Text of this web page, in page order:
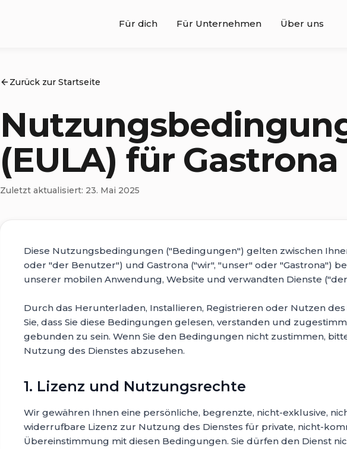
Für dich Für Unternehmen Über uns
Zurück zur Startseite
(EULA) für Gastrona
Zuletzt aktualisiert: 23. Mai 2025
Diese Nutzungsbedingungen ("Bedingungen") gelten zwischen
oder "der Benutzer") und Gastrona ("wir", "unser" oder "Gastrona")
unserer mobilen Anwendung, Website und verwandten Dienste
Durch das Herunterladen, Installieren, Registrieren oder Nutzen
Sie, dass Sie diese Bedingungen gelesen, verstanden und
gebunden zu sein. Wenn Sie den Bedingungen nicht zustimmen,
Nutzung des Dienstes abzusehen.
1. Lizenz und Nutzungsrechte
Wir gewähren Ihnen eine persönliche, begrenzte, nicht-exklusive,
widerrufbare Lizenz zur Nutzung des Dienstes für private, nicht-
Übereinstimmung mit diesen Bedingungen. Sie dürfen den Dienst